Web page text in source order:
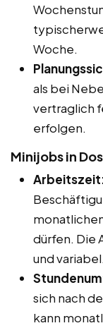
Woche.
als bei
vertraglich
erfolgen.
Minijobs in
dürfen. Die
und variabel.
sich nach
kann